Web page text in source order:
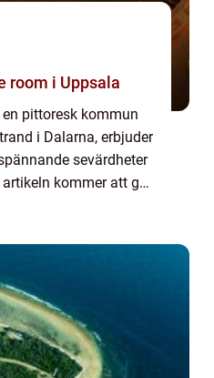
room i Uppsala
pittoresk kommun
i Dalarna, erbjuder
sevärdheter
kommer att ge